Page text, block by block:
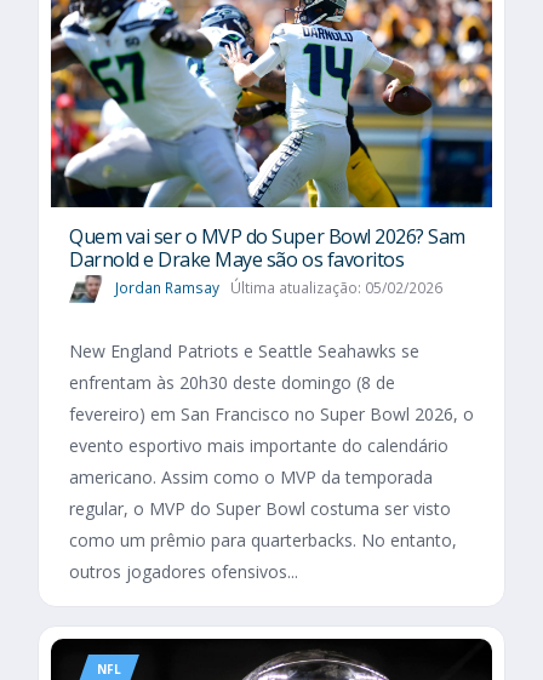
Quem vai ser o MVP do Super Bowl 2026? Sam
Darnold e Drake Maye são os favoritos
Jordan Ramsay Última atualização: 05/02/2026
New England Patriots e Seattle Seahawks se
enfrentam às 20h30 deste domingo (8 de
fevereiro) em San Francisco no Super Bowl 2026, o
evento esportivo mais importante do calendário
americano. Assim como o MVP da temporada
regular, o MVP do Super Bowl costuma ser visto
como um prêmio para quarterbacks. No entanto,
outros jogadores ofensivos...
NFL